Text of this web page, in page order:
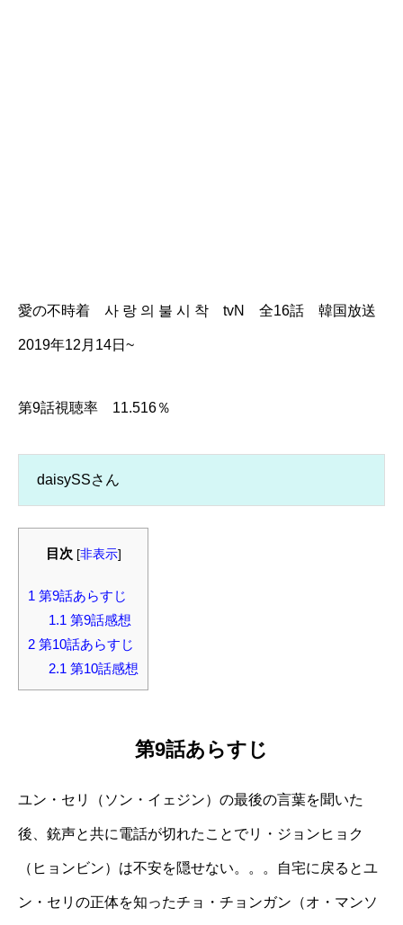
愛の不時着 사 랑 의 불 시 착 tvN 全16話 韓国放送
2019年12月14日~
第9話視聴率 11.516％
daisySSさん
目次 [非表示]
1 第9話あらすじ
1.1 第9話感想
2 第10話あらすじ
2.1 第10話感想
第9話あらすじ
ユン・セリ（ソン・イェジン）の最後の言葉を聞いた
後、銃声と共に電話が切れたことでリ・ジョンヒョク
（ヒョンビン）は不安を隠せない。。。自宅に戻るとユ
ン・セリの正体を知ったチョ・チョンガン（オ・マンソ